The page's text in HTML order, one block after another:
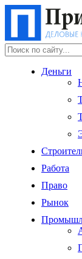
Деньги
Работа
Право
Рынок